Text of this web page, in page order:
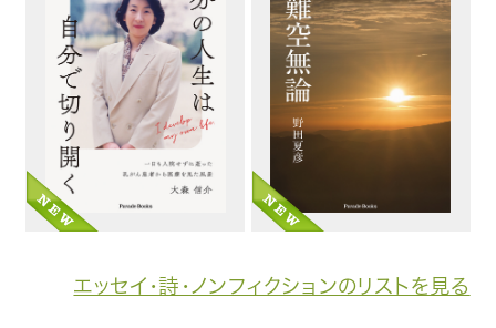
エッセイ・詩・ノンフィクションのリストを見る